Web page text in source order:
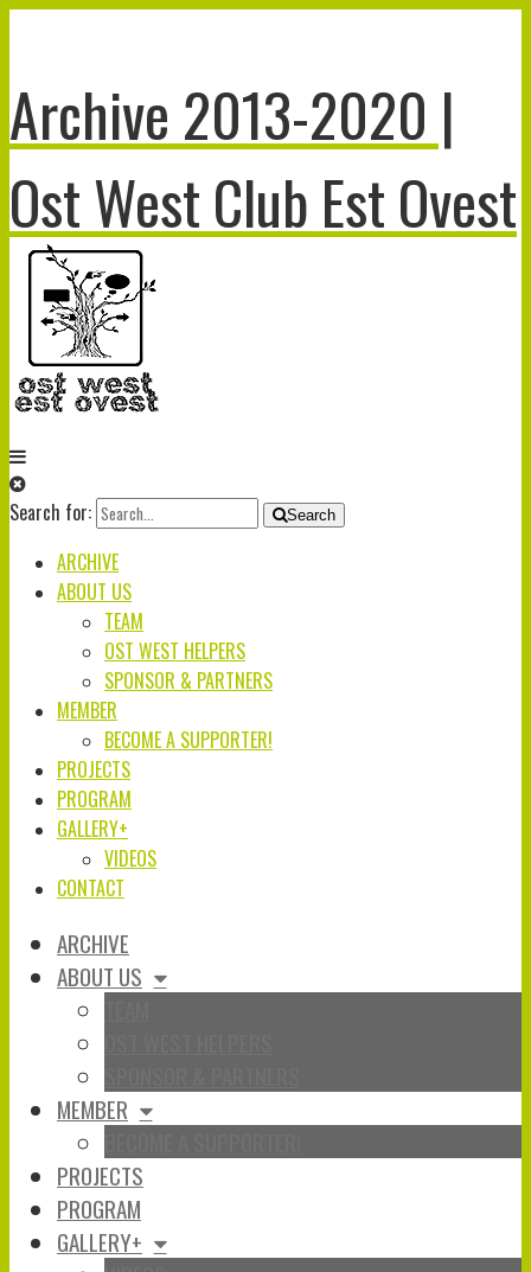
Archive 2013-2020 |
Ost West Club Est Ovest
Search for: Search
ARCHIVE
ABOUT US
TEAM
OST WEST HELPERS
SPONSOR & PARTNERS
MEMBER
BECOME A SUPPORTER!
PROJECTS
PROGRAM
GALLERY+
VIDEOS
CONTACT
ARCHIVE
ABOUT US
MEMBER
PROJECTS
PROGRAM
GALLERY+